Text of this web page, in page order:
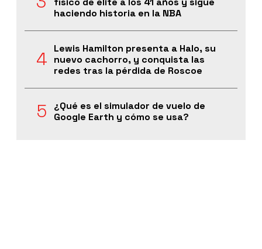
haciendo historia en la NBA
Lewis Hamilton presenta a Halo, su
nuevo cachorro, y conquista las
redes tras la pérdida de Roscoe
¿Qué es el simulador de vuelo de
Google Earth y cómo se usa?